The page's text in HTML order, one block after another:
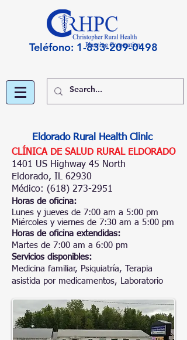
Teléfono: 1-833-209-0498
Eldorado Rural Health Clinic
CLÍNICA DE SALUD RURAL ELDORADO
1401 US Highway 45 North
Eldorado, IL 62930
Médico: (618) 273-2951
Horas de oficina:
Lunes y jueves de 7:00 am a 5:00 pm
Miércoles y viernes de 7:30 am a 5:00 pm
Horas de oficina extendidas:
Martes de 7:00 am a 6:00 pm
Servicios disponibles:
Medicina familiar, Psiquiatría, Terapia
asistida por medicamentos, Laboratorio